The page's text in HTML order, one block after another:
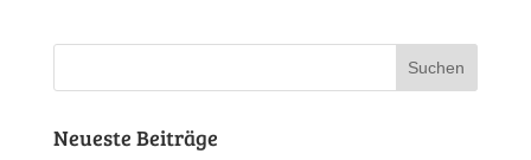
Neueste Beiträge